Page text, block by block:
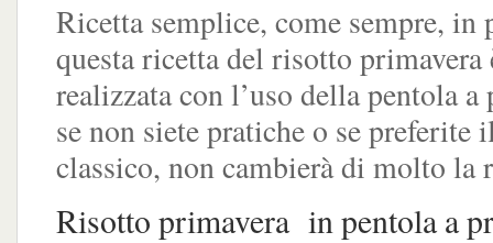
Ricetta semplice, come sempre, in
questa ricetta del risotto primavera
realizzata con l’uso della pentola a
se non siete pratiche o se preferite
classico, non cambierà di molto la
Risotto primavera in pentola a